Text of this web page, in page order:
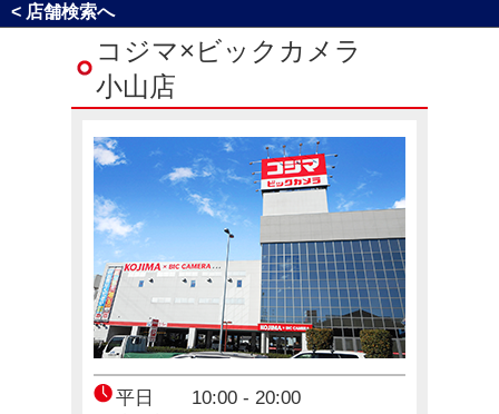
コジマ×ブルーロック コラボキャンペーン「エゴイ…
コジ坊＆マコちゃんのLINEスタンプ好評販売中！
4月24日(金)～10月31日(土)
エアコン2027年問題！
12月23日(火)～12月31日(木)
< 店舗検索へ
コジマ×ビックカメラ
小山店
平日 10:00 - 20:00